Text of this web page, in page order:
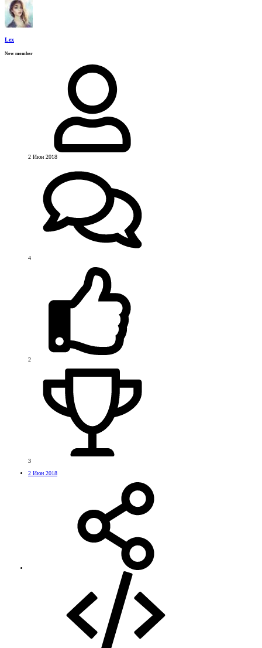
Lex
New member
2 Июн 2018
4
2
3
2 Июн 2018